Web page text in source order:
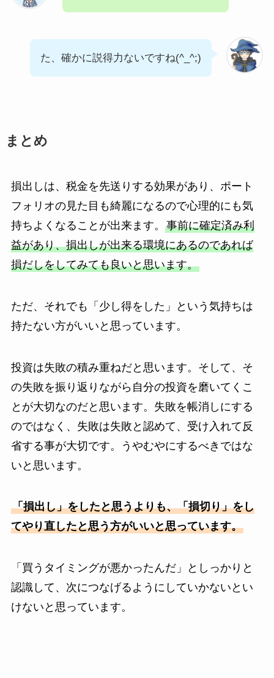
た、確かに説得力ないですね(^_^;)
まとめ
損出しは、税金を先送りする効果があり、ポート
フォリオの見た目も綺麗になるので心理的にも気
持ちよくなることが出来ます。 事前に確定済み利
益があり、損出しが出来る環境にあるのであれば
損だしをしてみても良いと思います。
ただ、それでも「少し得をした」という気持ちは
持たない方がいいと思っています。
投資は失敗の積み重ねだと思います。そして、そ
の失敗を振り返りながら自分の投資を磨いてくこ
とが大切なのだと思います。失敗を帳消しにする
のではなく、失敗は失敗と認めて、受け入れて反
省する事が大切です。うやむやにするべきではな
いと思います。
「損出し」をしたと思うよりも、「損切り」をし
てやり直したと思う方がいいと思っています。
「買うタイミングが悪かったんだ」としっかりと
認識して、次につなげるようにしていかないとい
けないと思っています。